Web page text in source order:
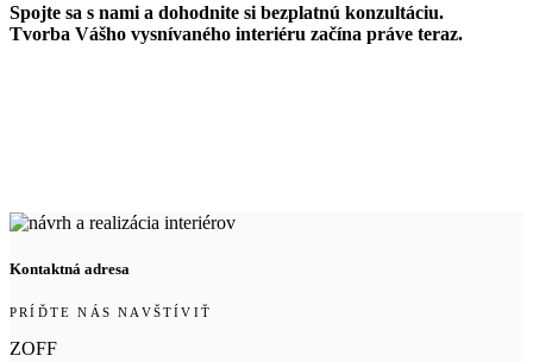
Spojte sa s nami a dohodnite si bezplatnú konzultáciu.
Tvorba Vášho vysnívaného interiéru začína práve teraz.
Kontaktná adresa
PRÍĎTE NÁS NAVŠTÍVIŤ
ZOFF